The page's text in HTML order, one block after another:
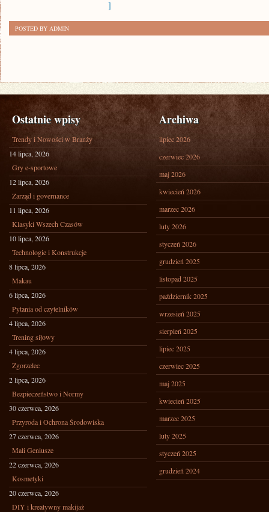
]
POSTED BY ADMIN
Ostatnie wpisy
Trendy i Nowości w Branży
14 lipca, 2026
Gry e-sportowe
12 lipca, 2026
Zarząd i governance
11 lipca, 2026
Klasyki Wszech Czasów
10 lipca, 2026
Technologie i Konstrukcje
8 lipca, 2026
Makau
6 lipca, 2026
Pytania od czytelników
4 lipca, 2026
Trening siłowy
4 lipca, 2026
Zgorzelec
2 lipca, 2026
Bezpieczeństwo i Normy
30 czerwca, 2026
Przyroda i Ochrona Środowiska
27 czerwca, 2026
Mali Geniusze
22 czerwca, 2026
Kosmetyki
20 czerwca, 2026
DIY i kreatywny makijaż
Archiwa
lipiec 2026
czerwiec 2026
maj 2026
kwiecień 2026
marzec 2026
luty 2026
styczeń 2026
grudzień 2025
listopad 2025
październik 2025
wrzesień 2025
sierpień 2025
lipiec 2025
czerwiec 2025
maj 2025
kwiecień 2025
marzec 2025
luty 2025
styczeń 2025
grudzień 2024